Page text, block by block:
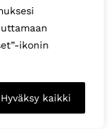
ikonin
Hyväksy kaikki